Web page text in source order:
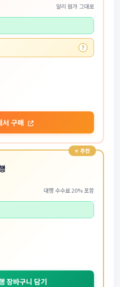
알리 원가 그대로
?
서 구매
대행 수수료 20% 포함
장바구니 담기